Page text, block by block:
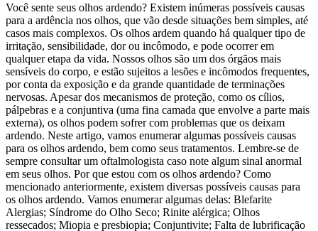
Você sente seus olhos ardendo? Existem inúmeras possíveis causas
para a ardência nos olhos, que vão desde situações bem simples, até
casos mais complexos. Os olhos ardem quando há qualquer tipo de
irritação, sensibilidade, dor ou incômodo, e pode ocorrer em
qualquer etapa da vida. Nossos olhos são um dos órgãos mais
sensíveis do corpo, e estão sujeitos a lesões e incômodos frequentes,
por conta da exposição e da grande quantidade de terminações
nervosas. Apesar dos mecanismos de proteção, como os cílios,
pálpebras e a conjuntiva (uma fina camada que envolve a parte mais
externa), os olhos podem sofrer com problemas que os deixam
ardendo. Neste artigo, vamos enumerar algumas possíveis causas
para os olhos ardendo, bem como seus tratamentos. Lembre-se de
sempre consultar um oftalmologista caso note algum sinal anormal
em seus olhos. Por que estou com os olhos ardendo? Como
mencionado anteriormente, existem diversas possíveis causas para
os olhos ardendo. Vamos enumerar algumas delas: Blefarite
Alergias; Síndrome do Olho Seco; Rinite alérgica; Olhos
ressecados; Miopia e presbiopia; Conjuntivite; Falta de lubrificação